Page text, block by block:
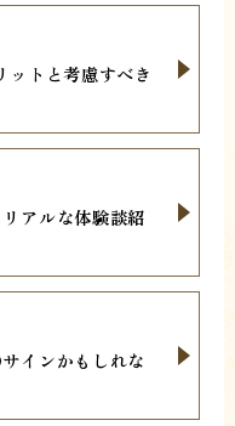
トと考慮すべき
アルな体験談紹
インかもしれな